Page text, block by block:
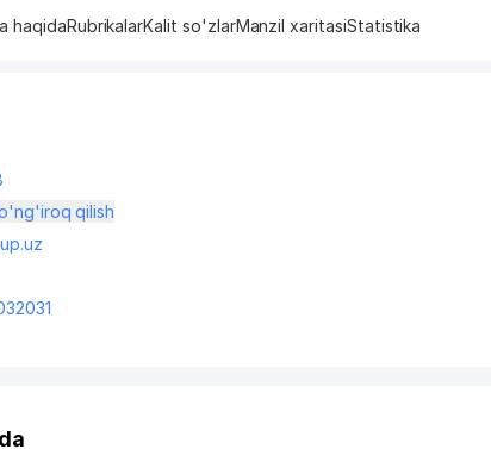
haqidaRubrikalarKalit so'zlarManzil xaritasiStatistika
qo'ng'iroq qilish